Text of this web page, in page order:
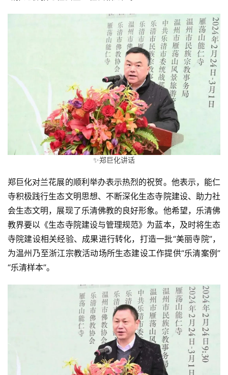
✨郑巨化讲话
郑巨化对兰花展的顺利举办表示热烈的祝贺。他表示，能仁
寺积极践行生态文明思想、不断深化生态寺院建设、助力社
会生态文明，展现了乐清佛教的良好形象。他希望，乐清佛
教界要以《生态寺院建设与管理规范》为蓝本，及时将生态
寺院建设相关经验、成果进行转化，打造一批“美丽寺院”，
为温州乃至浙江宗教活动场所生态建设工作提供“乐清案例”
“乐清样本”。